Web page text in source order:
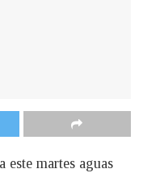
este martes aguas